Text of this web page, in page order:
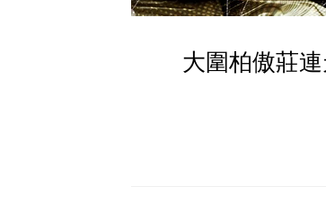
大圍柏傲莊